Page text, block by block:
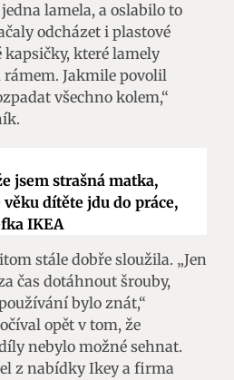
lamela, a oslabilo to
odcházet i plastové
které lamely
Jakmile povolil
všechno kolem,“
jsem strašná matka,
dítěte jdu do práce,
IKEA
stále dobře sloužila. „Jen
čas dotáhnout šrouby,
bylo znát,“
opět v tom, že
nebylo možné sehnat.
z nabídky Ikey a firma